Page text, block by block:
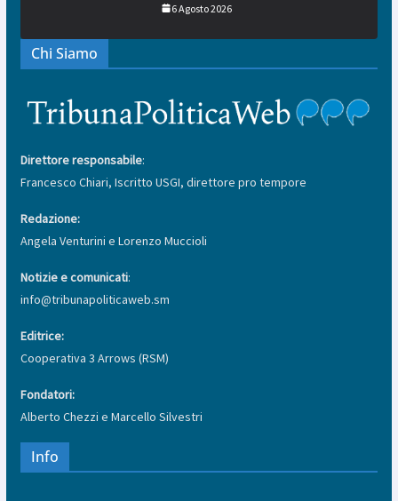
6 Agosto 2026
Chi Siamo
Direttore responsabile:
Francesco Chiari, Iscritto USGI, direttore pro tempore
Redazione:
Angela Venturini e Lorenzo Muccioli
Notizie e comunicati:
info@tribunapoliticaweb.sm
Editrice:
Cooperativa 3 Arrows (RSM)
Fondatori:
Alberto Chezzi e Marcello Silvestri
Info